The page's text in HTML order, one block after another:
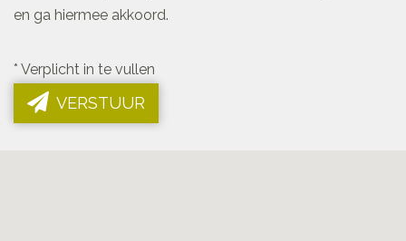
en ga hiermee akkoord.
* Verplicht in te vullen
VERSTUUR